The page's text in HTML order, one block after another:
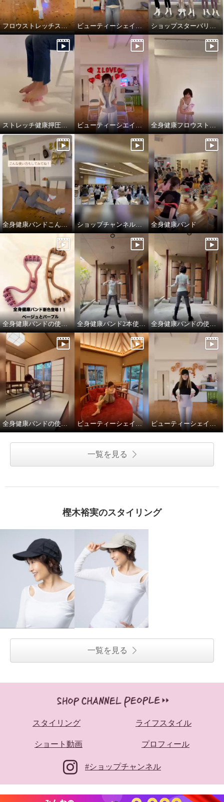
これ一本で手軽に 全身エクササ
イズ 樫木裕実がたどり着いた 全
身健康！万能バンド
マンゴー
フロウストレッチスニーカー新色 ビューティーシェイパーやわらかフィット ショップスターバリュー樫木メソッドビューティースパッツ
ストレッチ健康押圧リングデビュー ビューティーシエイパーやわらかフィット 全身健康フロウストレッチ
全身健康バンドこんな使い方もしてみてね！ ショップチャンネルイベントで全身健康バンド 全身健康バンド
全身健康バンドの使い方 全身健康バンド2本使い② 全身健康バンドの使い方
全身健康バンドの使い方 ビューティーシェイパー ビューティーシェイパーやわらかフィットベージュ色
一覧を見る
樫木裕実のスタイリング
一覧を見る
スタイリング ライフスタイル
ショート動画 プロフィール
#ショップチャンネル